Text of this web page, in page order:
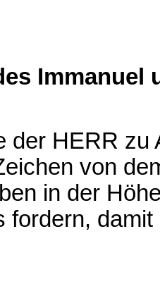
der HERR zu
von
in der
fordern,